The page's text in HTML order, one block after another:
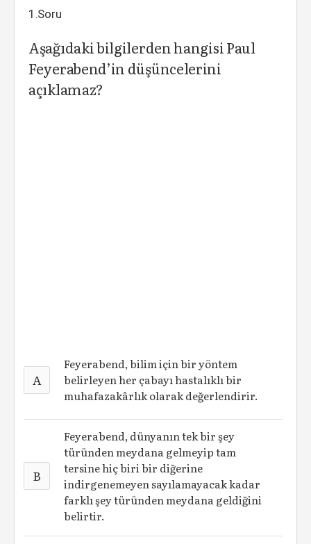
1.Soru
Aşağıdaki bilgilerden hangisi Paul
Feyerabend’in düşüncelerini
açıklamaz?
A
Feyerabend, bilim için bir yöntem
belirleyen her çabayı hastalıklı bir
muhafazakârlık olarak değerlendirir.
B
Feyerabend, dünyanın tek bir şey
türünden meydana gelmeyip tam
tersine hiç biri bir diğerine
indirgenemeyen sayılamayacak kadar
farklı şey türünden meydana geldiğini
belirtir.